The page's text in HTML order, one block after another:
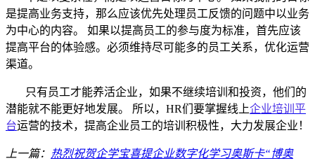
是提高业务支持，那么应该优先处理员工反馈的问题中以业务
为中心的内容。 如果以提高员工的参与度为标准，首先应该
提高平台的体验感。必须维持尽可能多的员工关系，优化运营
渠道。
只有员工才能养活企业，如果不继续培训和投资，他们的
潜能就不能更好地发展。
所以，HR们要掌握线上企业培训平
台运营的技术，提高企业员工的培训积极性，大力发展企业！
上一篇： 热烈祝贺企学宝喜提企业数字化学习奥斯卡“博奥